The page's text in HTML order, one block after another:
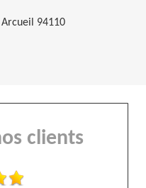
94110
clients